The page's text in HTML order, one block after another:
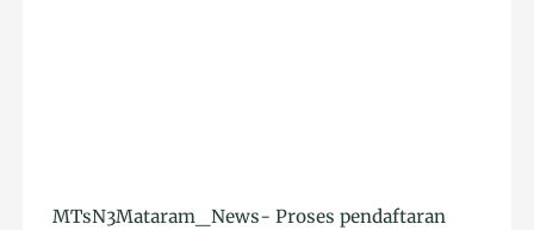
MTsN3Mataram_News- Proses pendaftaran